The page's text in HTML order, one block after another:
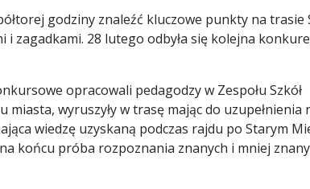
godziny znaleźć kluczowe punkty na trasie
zagadkami. 28 lutego odbyła się kolejna
opracowali pedagodzy w Zespołu Szkół
wyruszyły w trasę mając do
wiedzę uzyskaną podczas rajdu po Starym
końcu próba rozpoznania znanych i mniej